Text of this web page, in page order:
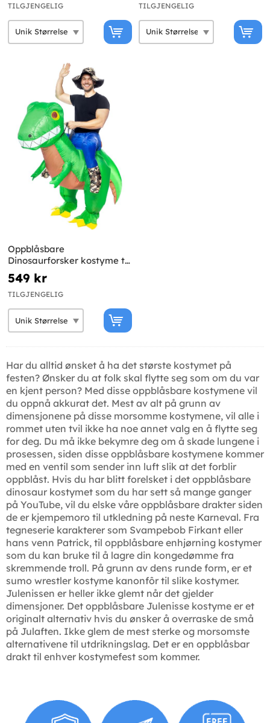
TILGJENGELIG TILGJENGELIG
Oppblåsbare
Dinosaurforsker kostyme til
voksne
549 kr
TILGJENGELIG
Har du alltid ønsket å ha det største kostymet på
festen? Ønsker du at folk skal flytte seg som om du var
en kjent person? Med disse oppblåsbare kostymene vil
du oppnå akkurat det. Mest av alt på grunn av
dimensjonene på disse morsomme kostymene, vil alle i
rommet uten tvil ikke ha noe annet valg en å flytte seg
for deg. Du må ikke bekymre deg om å skade lungene i
prosessen, siden disse oppblåsbare kostymene kommer
med en ventil som sender inn luft slik at det forblir
oppblåst. Hvis du har blitt forelsket i det oppblåsbare
dinosaur kostymet som du har sett så mange ganger
på YouTube, vil du elske våre oppblåsbare drakter siden
de er kjempemoro til utkledning på neste Karneval. Fra
tegneserie karakterer som Svampebob Firkant eller
hans venn Patrick, til oppblåsbare enhjørning kostymer
som du kan bruke til å lagre din kongedømme fra
skremmende troll. På grunn av dens runde form, er et
sumo wrestler kostyme kanonfôr til slike kostymer.
Julenissen er heller ikke glemt når det gjelder
dimensjoner. Det oppblåsbare Julenisse kostyme er et
originalt alternativ hvis du ønsker å overraske de små
på Julaften. Ikke glem de mest sterke og morsomste
alternativene til utdrikningslag. Det er en oppblåsbar
drakt til enhver kostymefest som kommer.